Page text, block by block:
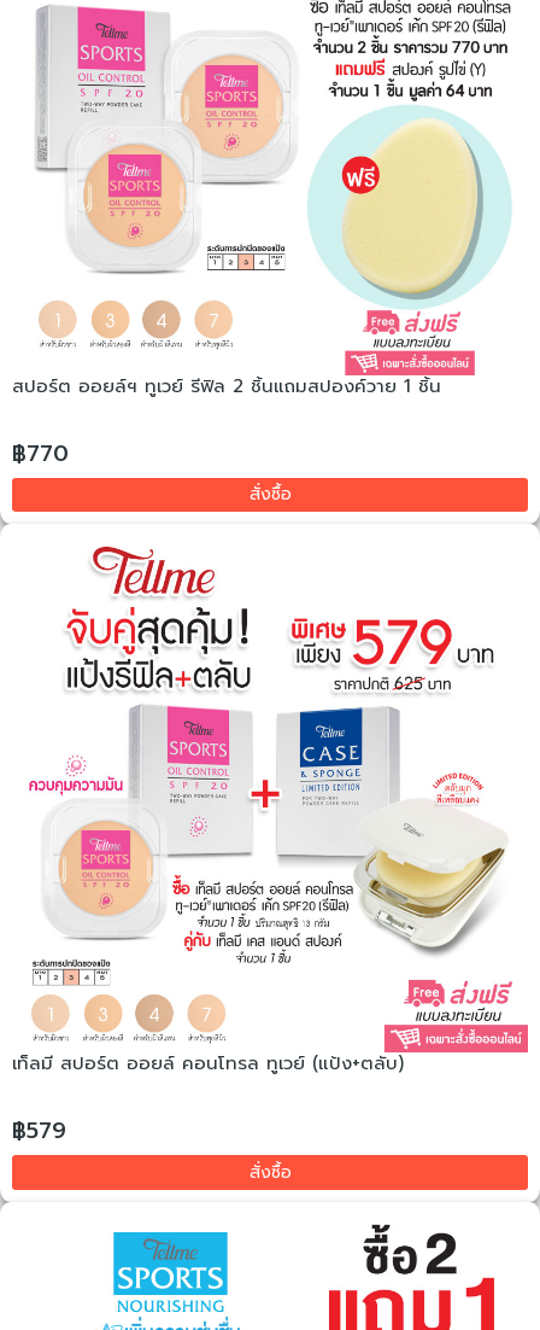
สปอร์ต ออยล์ฯ ทูเวย์ รีฟิล 2 ชิ้นแถมสปองค์วาย 1 ชิ้น
฿770
สั่งซื้อ
เท็ลมี สปอร์ต ออยล์ คอนโทรล ทูเวย์ (แป้ง+ตลับ)
฿579
สั่งซื้อ